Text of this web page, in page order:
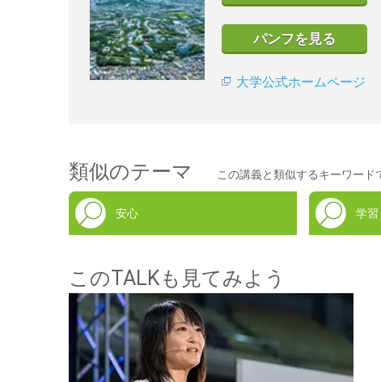
パンフを見る
大学公式ホームページ
類似のテーマ この講義と類似するキーワード
安心 学習
このTALKも見てみよう